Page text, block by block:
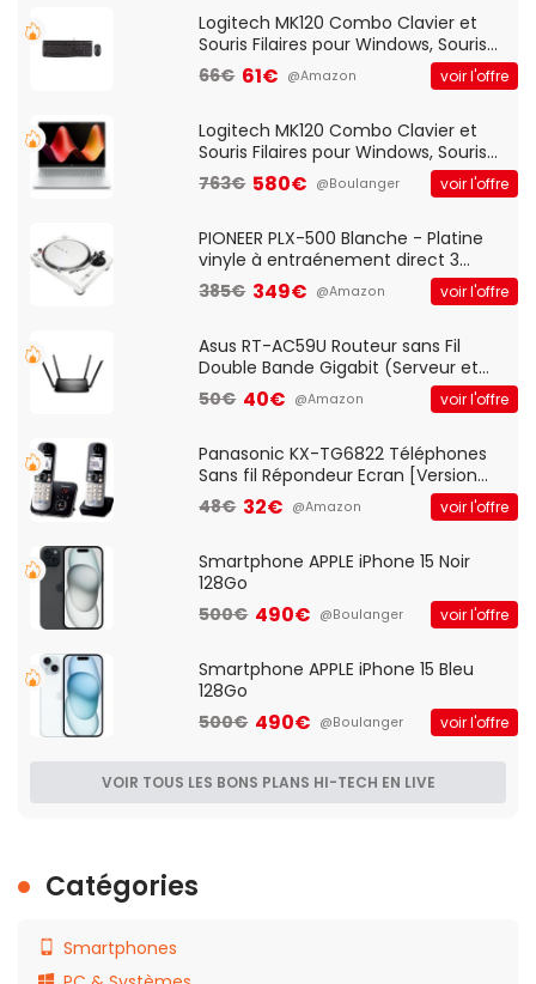
Logitech MK120 Combo Clavier et
Souris Filaires pour Windows, Souris
Optique Filaire, Connexion USB Plug
And Play, Confortable, Taille
QWERTY UK - Noir
66€ 61€ @Amazon voir l'offre
Logitech MK120 Combo Clavier et
Souris Filaires pour Windows, Souris
Optique Filaire, Connexion USB Plug
And Play, Confortable, Taille
QWERTY UK - Noir
763€ 580€ @Boulanger voir l'offre
PIONEER PLX-500 Blanche - Platine
vinyle à entraénement direct 3
vitesses (33-45-78 trs/min) avec
pre-ampli intégré et port USB
385€ 349€ @Amazon voir l'offre
Asus RT-AC59U Routeur sans Fil
Double Bande Gigabit (Serveur et
Client VPN, Triple Vlan, Mode Point
d'accès et Bridge, contrôle Parental,
50€ 40€ @Amazon voir l'offre
Panasonic KX-TG6822 Téléphones
Sans fil Répondeur Ecran [Version
Française]
48€ 32€ @Amazon voir l'offre
Smartphone APPLE iPhone 15 Noir
128Go
500€ 490€ @Boulanger voir l'offre
Smartphone APPLE iPhone 15 Bleu
128Go
500€ 490€ @Boulanger voir l'offre
VOIR TOUS LES BONS PLANS HI-TECH EN LIVE
Catégories
Smartphones